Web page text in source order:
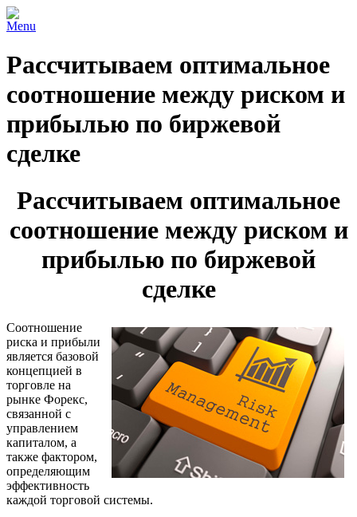
Menu
Рассчитываем оптимальное
соотношение между риском и
прибылью по биржевой
сделке
Рассчитываем оптимальное
соотношение между риском и
прибылью по биржевой
сделке
Соотношение
риска и прибыли
является базовой
концепцией в
торговле на
рынке Форекс,
связанной с
управлением
капиталом, а
также фактором,
определяющим
эффективность
каждой торговой системы.